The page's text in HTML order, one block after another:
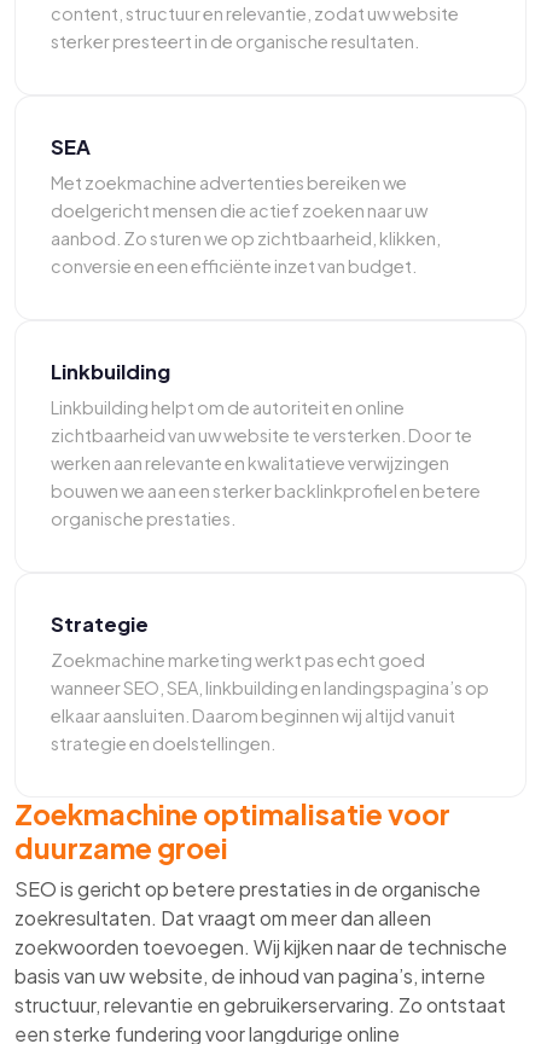
content, structuur en relevantie, zodat uw website
sterker presteert in de organische resultaten.
SEA
Met zoekmachine advertenties bereiken we
doelgericht mensen die actief zoeken naar uw
aanbod. Zo sturen we op zichtbaarheid, klikken,
conversie en een efficiënte inzet van budget.
Linkbuilding
Linkbuilding helpt om de autoriteit en online
zichtbaarheid van uw website te versterken. Door te
werken aan relevante en kwalitatieve verwijzingen
bouwen we aan een sterker backlinkprofiel en betere
organische prestaties.
Strategie
Zoekmachine marketing werkt pas echt goed
wanneer SEO, SEA, linkbuilding en landingspagina’s op
elkaar aansluiten. Daarom beginnen wij altijd vanuit
strategie en doelstellingen.
Zoekmachine optimalisatie voor
duurzame groei
SEO is gericht op betere prestaties in de organische
zoekresultaten. Dat vraagt om meer dan alleen
zoekwoorden toevoegen. Wij kijken naar de technische
basis van uw website, de inhoud van pagina’s, interne
structuur, relevantie en gebruikerservaring. Zo ontstaat
een sterke fundering voor langdurige online